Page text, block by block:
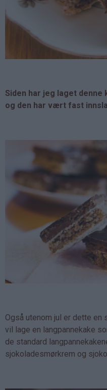
Siden har jeg laget denne
og den har vært fast
Også utenom jul er dette en
vil lage en langpannekake
de standard
sjokoladesmørkrem og